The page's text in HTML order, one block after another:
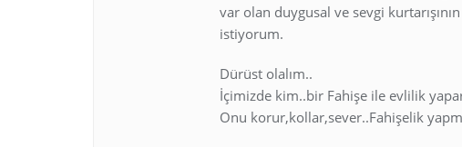
var olan duygusal ve sevgi
istiyorum.
Dürüst olalım..
İçimizde kim..bir Fahişe ile evlilik
Onu korur,kollar,sever..Fahişelik